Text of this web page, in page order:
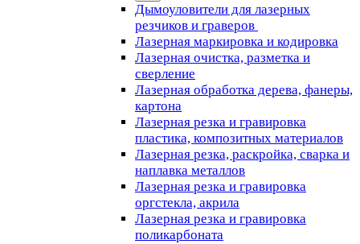
Дымоуловители для лазерных
резчиков и граверов
Лазерная маркировка и кодировка
Лазерная очистка, разметка и
сверление
Лазерная обработка дерева, фанеры,
картона
Лазерная резка и гравировка
пластика, композитных материалов
Лазерная резка, раскройка, сварка и
наплавка металлов
Лазерная резка и гравировка
оргстекла, акрила
Лазерная резка и гравировка
поликарбоната